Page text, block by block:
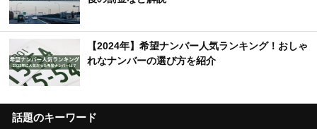
【2024年】希望ナンバー人気ランキング！おしゃ
れなナンバーの選び方を紹介
話題のキーワード